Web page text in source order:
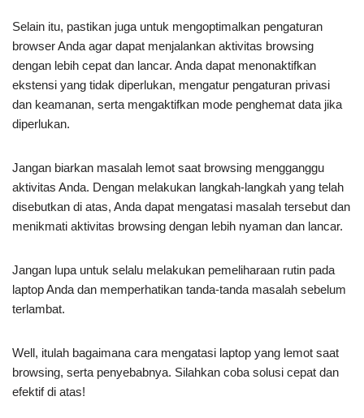
Selain itu, pastikan juga untuk mengoptimalkan pengaturan
browser Anda agar dapat menjalankan aktivitas browsing
dengan lebih cepat dan lancar. Anda dapat menonaktifkan
ekstensi yang tidak diperlukan, mengatur pengaturan privasi
dan keamanan, serta mengaktifkan mode penghemat data jika
diperlukan.
Jangan biarkan masalah lemot saat browsing mengganggu
aktivitas Anda. Dengan melakukan langkah-langkah yang telah
disebutkan di atas, Anda dapat mengatasi masalah tersebut dan
menikmati aktivitas browsing dengan lebih nyaman dan lancar.
Jangan lupa untuk selalu melakukan pemeliharaan rutin pada
laptop Anda dan memperhatikan tanda-tanda masalah sebelum
terlambat.
Well, itulah bagaimana cara mengatasi laptop yang lemot saat
browsing, serta penyebabnya. Silahkan coba solusi cepat dan
efektif di atas!